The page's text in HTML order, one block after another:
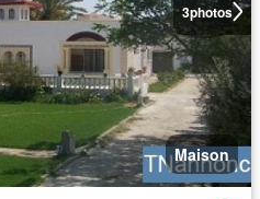
3photos
Maison